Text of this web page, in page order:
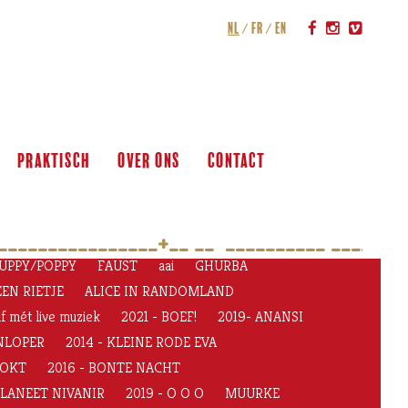
nl fr en
praktisch over ons
contact
__  __________ ____
POPPY FAUST aai
GHURBA
RIETJE
ALICE IN RANDOMLAND
mét live muziek 2021 - BOEF!
2019- ANANSI
2014 - KLEINE RODE EVA
2016 - BONTE NACHT
NIVANIR 2019 - O O O MUURKE